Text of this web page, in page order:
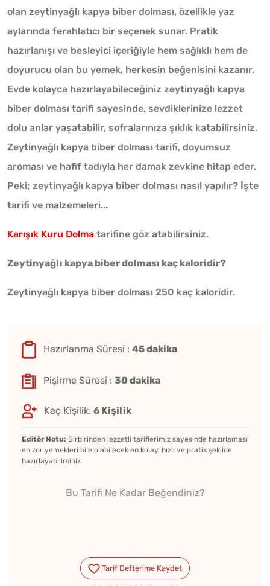
olan zeytinyağlı kapya biber dolması, özellikle yaz
aylarında ferahlatıcı bir seçenek sunar. Pratik
hazırlanışı ve besleyici içeriğiyle hem sağlıklı hem de
doyurucu olan bu yemek, herkesin beğenisini kazanır.
Evde kolayca hazırlayabileceğiniz zeytinyağlı kapya
biber dolması tarifi sayesinde, sevdiklerinize lezzet
dolu anlar yaşatabilir, sofralarınıza şıklık katabilirsiniz.
Zeytinyağlı kapya biber dolması tarifi, doyumsuz
aroması ve hafif tadıyla her damak zevkine hitap eder.
Peki; zeytinyağlı kapya biber dolması nasıl yapılır? İşte
tarifi ve malzemeleri...
Karışık Kuru Dolma tarifine göz atabilirsiniz.
Zeytinyağlı kapya biber dolması kaç kaloridir?
Zeytinyağlı kapya biber dolması 250 kaç kaloridir.
Hazırlanma Süresi : 45 dakika
Pişirme Süresi : 30 dakika
Kaç Kişilik: 6 Kişilik
Editör Notu: Birbirinden lezzetli tariflerimiz sayesinde hazırlaması
en zor yemekleri bile olabilecek en kolay, hızlı ve pratik şekilde
hazırlayabilirsiniz.
Bu Tarifi Ne Kadar Beğendiniz?